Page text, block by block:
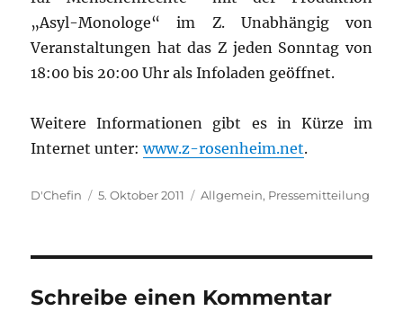
„Asyl-Monologe“ im Z. Unabhängig von
Veranstaltungen hat das Z jeden Sonntag von
18:00 bis 20:00 Uhr als Infoladen geöffnet.
Weitere Informationen gibt es in Kürze im
Internet unter:www.z-rosenheim.net.
Autor
D'Chefin
Veröffentlicht
5. Oktober 2011 Kategorien
Allgemein, Pressemitteilung
Schreibe einen Kommentar